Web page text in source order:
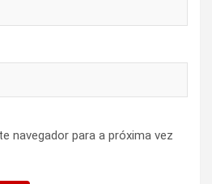
navegador para a próxima vez